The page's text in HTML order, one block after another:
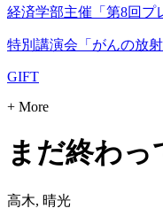
経済学部主催「第8回プ
特別講演会「がんの放
GIFT
+ More
まだ終わっ
高木, 晴光